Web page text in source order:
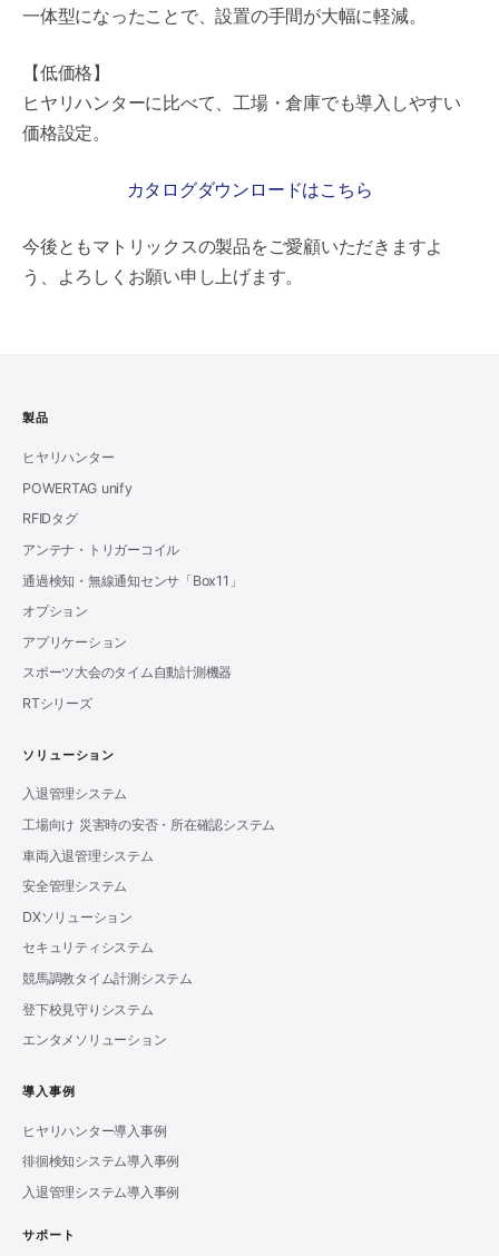
一体型になったことで、設置の手間が大幅に軽減。
【低価格】
ヒヤリハンターに比べて、工場・倉庫でも導入しやすい
価格設定。
カタログダウンロードはこちら
今後ともマトリックスの製品をご愛顧いただきますよ
う、よろしくお願い申し上げます。
製品
ヒヤリハンター
POWERTAG unify
RFIDタグ
アンテナ・トリガーコイル
通過検知・無線通知センサ「Box11」
オプション
アプリケーション
スポーツ大会のタイム自動計測機器
RTシリーズ
ソリューション
入退管理システム
工場向け 災害時の安否・所在確認システム
車両入退管理システム
安全管理システム
DXソリューション
セキュリティシステム
競馬調教タイム計測システム
登下校見守りシステム
エンタメソリューション
導入事例
ヒヤリハンター導入事例
徘徊検知システム導入事例
入退管理システム導入事例
サポート